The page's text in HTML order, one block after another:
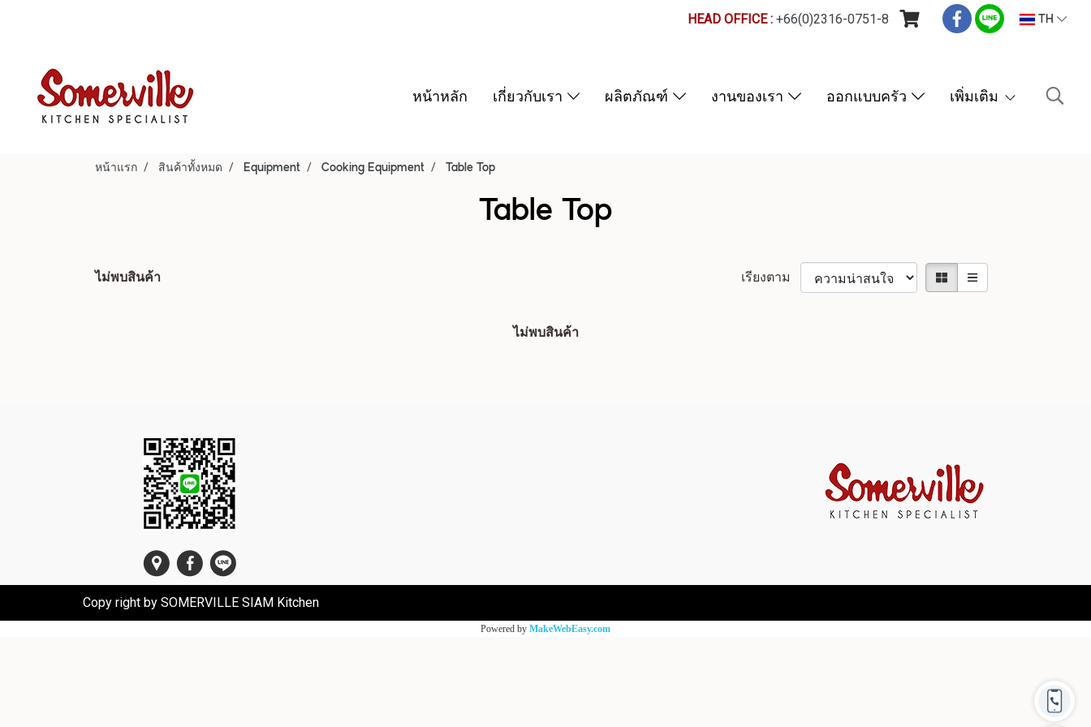
HEAD OFFICE : +66(0)2316-0751-8 TH
หน้าหลัก เกี่ยวกับเรา ผลิตภัณฑ์ งานของเรา ออกแบบครัว เพิ่มเติม
หน้าแรก สินค้าทั้งหมด Equipment Cooking Equipment Table Top
Table Top
ไม่พบสินค้า เรียงตาม
ไม่พบสินค้า
Copy right by SOMERVILLE SIAM Kitchen
Powered by MakeWebEasy.com